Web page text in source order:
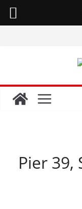
Pier 39,